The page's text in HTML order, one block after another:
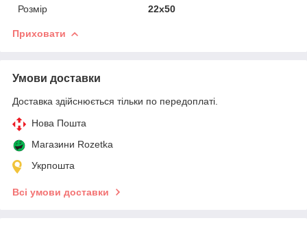
Розмір
22х50
Приховати
Умови доставки
Доставка здійснюється тільки по передоплаті.
Нова Пошта
Магазини Rozetka
Укрпошта
Всі умови доставки